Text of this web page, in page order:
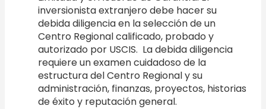
inversionista extranjero debe hacer su
debida diligencia en la selección de un
Centro Regional calificado, probado y
autorizado por USCIS. La debida diligencia
requiere un examen cuidadoso de la
estructura del Centro Regional y su
administración, finanzas, proyectos, historias
de éxito y reputación general.